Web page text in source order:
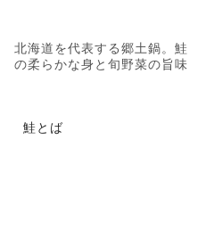
北海道を代表する郷土鍋。鮭
の柔らかな身と旬野菜の旨味
鮭とば